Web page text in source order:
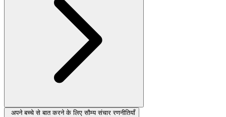
अपने बच्चे से बात करने के लिए सौम्य संचार रणनीतियाँ